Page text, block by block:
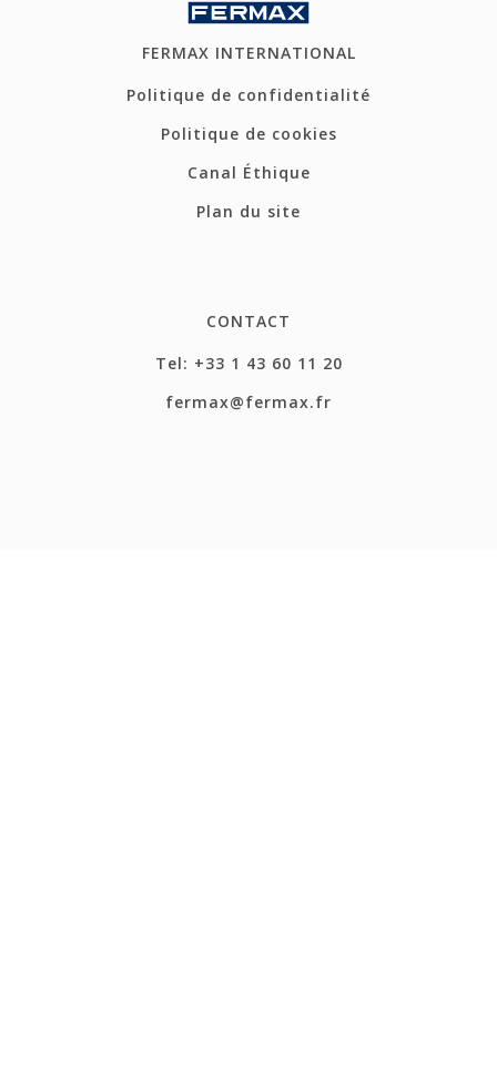
FERMAX INTERNATIONAL
Politique de confidentialité
Politique de cookies
Canal Éthique
Plan du site
CONTACT
Tel: +33 1 43 60 11 20
fermax@fermax.fr